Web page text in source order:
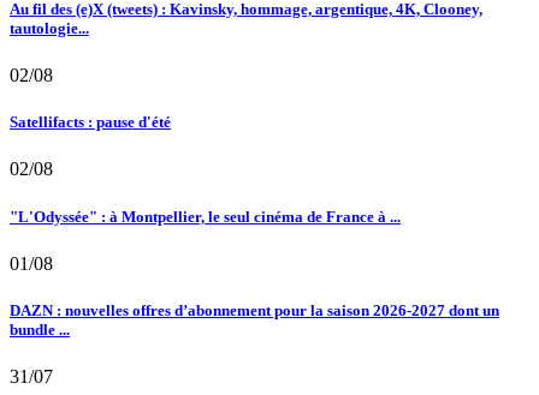
Au fil des (e)X (tweets) : Kavinsky, hommage, argentique, 4K, Clooney,
tautologie...
02/08
Satellifacts : pause d'été
02/08
"L'Odyssée" : à Montpellier, le seul cinéma de France à ...
01/08
DAZN : nouvelles offres d’abonnement pour la saison 2026-2027 dont un
bundle ...
31/07